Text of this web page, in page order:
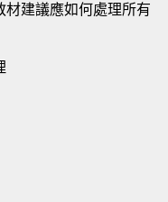
材建議應如何處理所有